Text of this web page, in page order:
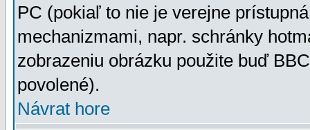
PC (pokiaľ to nie je verejne
mechanizmami, napr. schránky
zobrazeniu obrázku použite buď
povolené).
Návrat hore